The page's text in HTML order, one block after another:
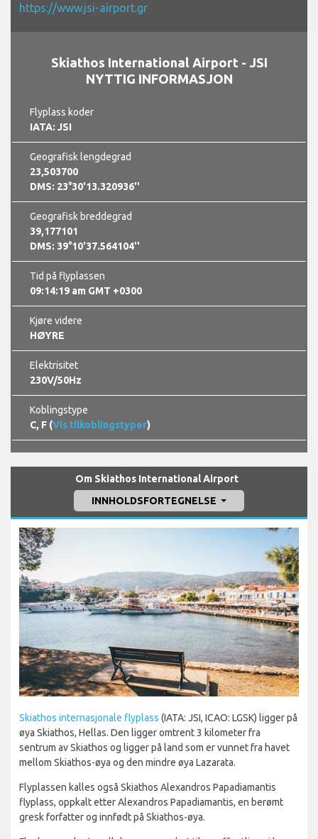
https://www.jsi-airport.gr
Skiathos International Airport - JSI
NYTTIG INFORMASJON
Flyplass koder
IATA: JSI
Geografisk lengdegrad
23,503700
DMS: 23°30'13.320936''
Geografisk breddegrad
39,177101
DMS: 39°10'37.564104''
Tid på flyplassen
09:14:21 am GMT +0300
Kjøre videre
HØYRE
Elektrisitet
230V/50Hz
Koblingstype
C, F (Vis tilkoblingstyper)
Om Skiathos International Airport
INNHOLDSFORTEGNELSE
Skiathos internasjonale flyplass (IATA: JSI, ICAO: LGSK) ligger på
øya Skiathos, Hellas. Den ligger omtrent 3 kilometer fra
sentrum av Skiathos og ligger på land som er vunnet fra havet
mellom Skiathos-øya og den mindre øya Lazarata.
Flyplassen kalles også Skiathos Alexandros Papadiamantis
flyplass, oppkalt etter Alexandros Papadiamantis, en berømt
gresk forfatter og innfødt på Skiathos-øya.